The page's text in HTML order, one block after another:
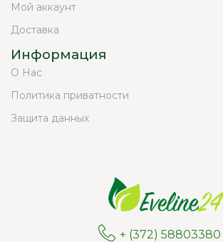
Мой аккаунт
Доставка
Информация
О Нас
Политика приватности
Защита данных
+ (372) 58803380